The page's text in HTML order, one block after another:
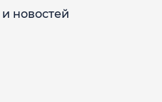
новостей